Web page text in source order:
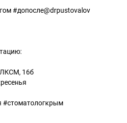
#допосле@drpustovalov
16б
#стоматологкрым